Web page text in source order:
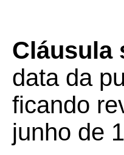
Cláusula
data da
ficando
junho de